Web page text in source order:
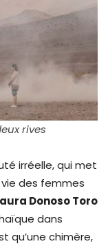
rives
irréelle, qui met
des femmes
Donoso Toro
dans
qu’une chimère,